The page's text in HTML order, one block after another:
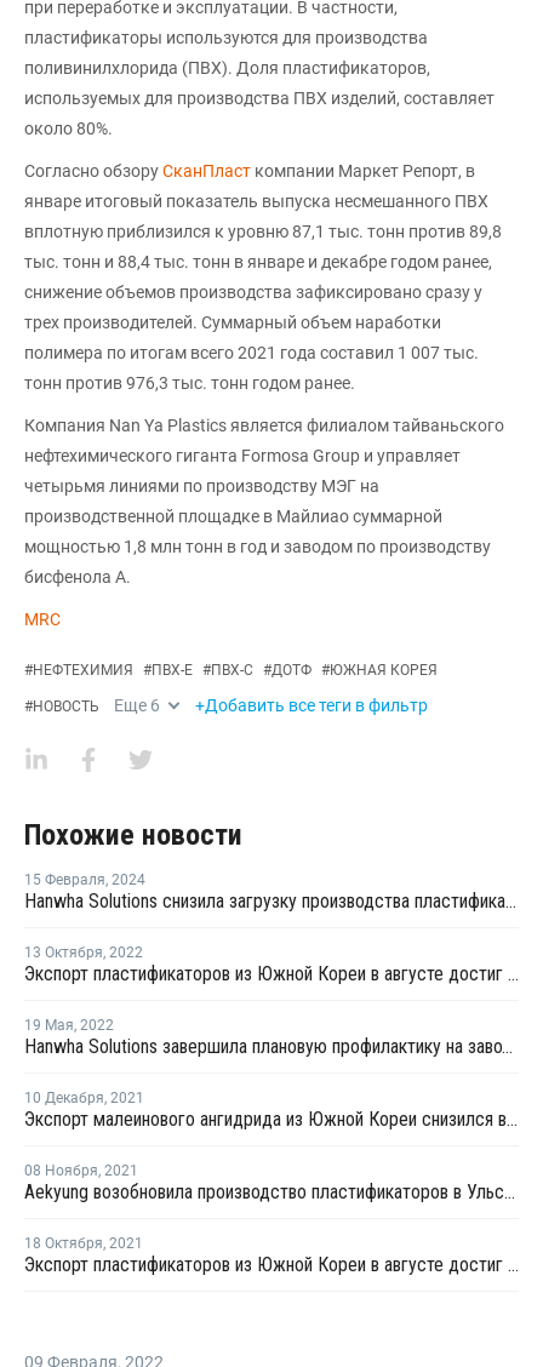
при переработке и эксплуатации. В частности,
пластификаторы используются для производства
поливинилхлорида (ПВХ). Доля пластификаторов,
используемых для производства ПВХ изделий, составляет
около 80%.
Согласно обзоруСканПласт компании Маркет Репорт, в
январе итоговый показатель выпуска несмешанного ПВХ
вплотную приблизился к уровню 87,1 тыс. тонн против 89,8
тыс. тонн и 88,4 тыс. тонн в январе и декабре годом ранее,
снижение объемов производства зафиксировано сразу у
трех производителей. Суммарный объем наработки
полимера по итогам всего 2021 года составил 1 007 тыс.
тонн против 976,3 тыс. тонн годом ранее.
Компания Nan Ya Plastics является филиалом тайваньского
нефтехимического гиганта Formosa Group и управляет
четырьмя линиями по производству МЭГ на
производственной площадке в Майлиао суммарной
мощностью 1,8 млн тонн в год и заводом по производству
бисфенола А.
MRC
#НЕФТЕХИМИЯ #ПВХ-Е #ПВХ-С #ДОТФ #ЮЖНАЯ КОРЕЯ
#НОВОСТЬ Еще 6 +Добавить все теги в фильтр
Похожие новости
15 Февраля, 2024
Hanwha Solutions снизила загрузку производства пластификаторов в Ульсане
13 Октября, 2022
Экспорт пластификаторов из Южной Кореи в августе достиг 27-месячного минимума
19 Мая, 2022
Hanwha Solutions завершила плановую профилактику на заводе фталевого ангидрида в Ульсане
10 Декабря, 2021
Экспорт малеинового ангидрида из Южной Кореи снизился в октябре
08 Ноября, 2021
Aekyung возобновила производство пластификаторов в Ульсане после ремонта
18 Октября, 2021
Экспорт пластификаторов из Южной Кореи в августе достиг 3-месячного минимума
09 Февраля, 2022